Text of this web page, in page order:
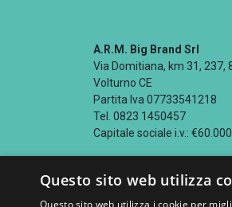
A.R.M. Big Brand Srl
Via Domitiana, km 31, 237,
Volturno CE
Partita Iva 07733541218
Tel. 0823 1450457
Capitale sociale i.v.: €60.000
Questo sito web utilizza
Questo sito web utilizza i cookie per